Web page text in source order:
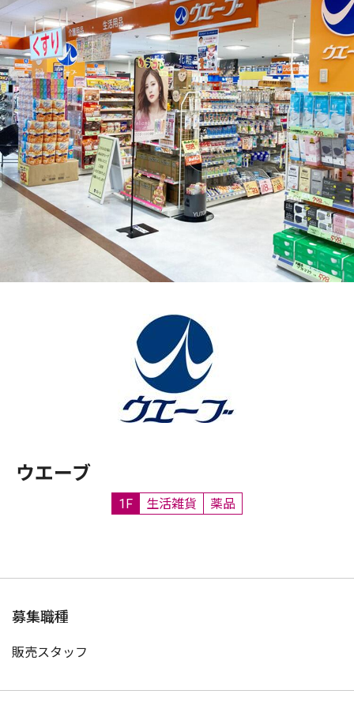
ウエーブ
1F 生活雑貨 薬品
募集職種
販売スタッフ